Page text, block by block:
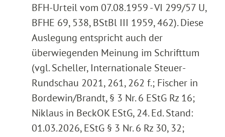
BFH-Urteil vom 07.08.1959 - VI 299/57 U,
BFHE 69, 538, BStBl III 1959, 462). Diese
Auslegung entspricht auch der
überwiegenden Meinung im Schrifttum
(vgl. Scheller, Internationale Steuer-
Rundschau 2021, 261, 262 f.; Fischer in
Bordewin/Brandt, § 3 Nr. 6 EStG Rz 16;
Niklaus in BeckOK EStG, 24. Ed. Stand:
01.03.2026, EStG § 3 Nr. 6 Rz 30, 32;